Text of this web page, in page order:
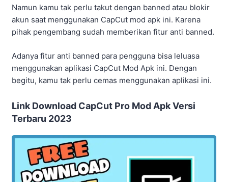
Namun kamu tak perlu takut dengan banned atau blokir
akun saat menggunakan CapCut mod apk ini. Karena
pihak pengembang sudah memberikan fitur anti banned.
Adanya fitur anti banned para pengguna bisa leluasa
menggunakan aplikasi CapCut Mod Apk ini. Dengan
begitu, kamu tak perlu cemas menggunakan aplikasi ini.
Link Download CapCut Pro Mod Apk Versi
Terbaru 2023